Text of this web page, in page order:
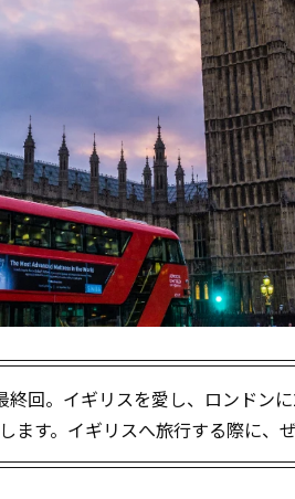
終回。イギリスを愛し、ロンドン
す。イギリスへ旅行する際に、